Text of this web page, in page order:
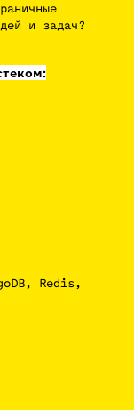
и задач?
Redis,